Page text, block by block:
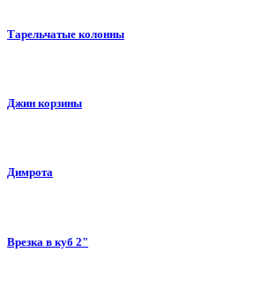
Тарельчатые колонны
Джин корзины
Димрота
Врезка в куб 2"